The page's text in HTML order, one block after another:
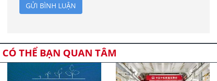
GỬI BÌNH LUẬN
CÓ THỂ BẠN QUAN TÂM